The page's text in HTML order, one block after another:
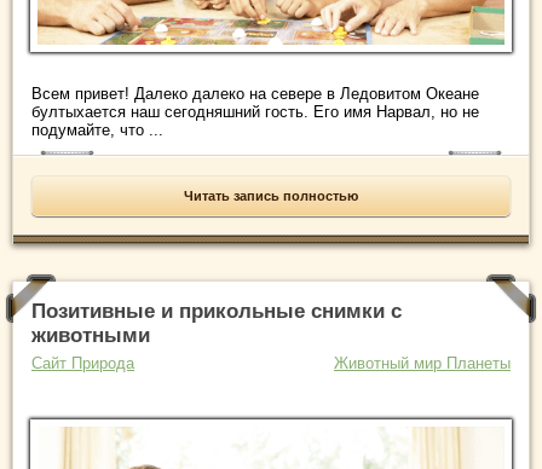
Всем привет! Далеко далеко на севере в Ледовитом Океане
бултыхается наш сегодняшний гость. Его имя Нарвал, но не
подумайте, что ...
Читать запись полностью
Позитивные и прикольные снимки с
животными
Сайт Природа Животный мир Планеты